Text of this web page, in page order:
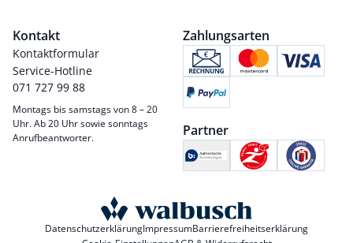
Kontakt
Kontaktformular
Service-Hotline
071 727 99 88
Montags bis samstags von 8 – 20
Uhr. Ab 20 Uhr sowie sonntags
Anrufbeantworter.
Zahlungsarten
Partner
DatenschutzerklärungImpressumBarrierefreiheitserklärung